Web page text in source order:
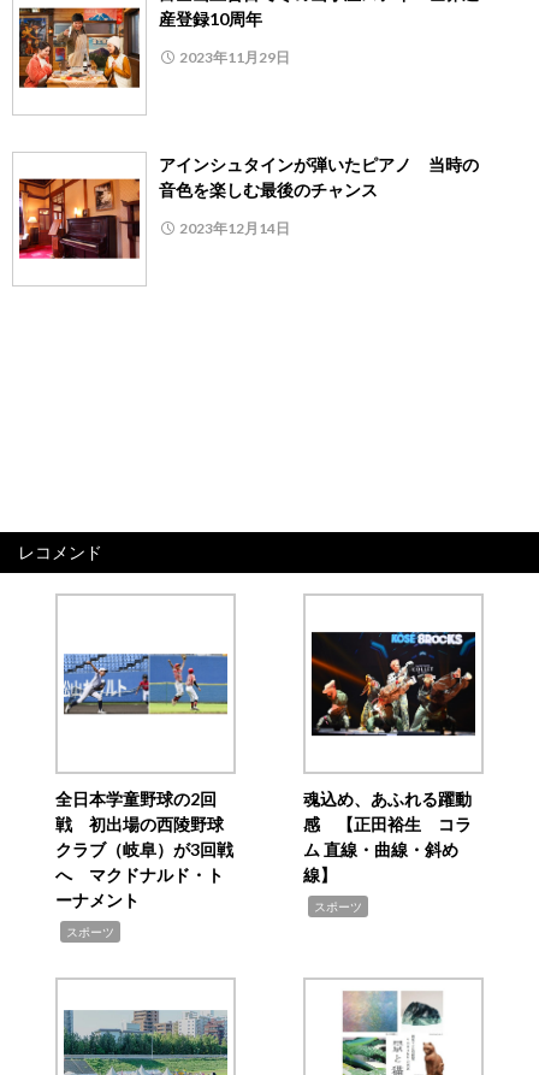
産登録10周年
2023年11月29日
アインシュタインが弾いたピアノ 当時の
音色を楽しむ最後のチャンス
2023年12月14日
レコメンド
全日本学童野球の2回
戦 初出場の西陵野球
クラブ（岐阜）が3回戦
へ マクドナルド・ト
ーナメント
スポーツ
魂込め、あふれる躍動
感 【正田裕生 コラ
ム 直線・曲線・斜め
線】
スポーツ